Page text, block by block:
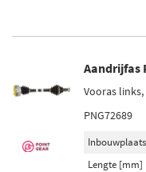
Aandrijfas
Vooras
PNG72689
Inbouwplaats
Lengte [mm]